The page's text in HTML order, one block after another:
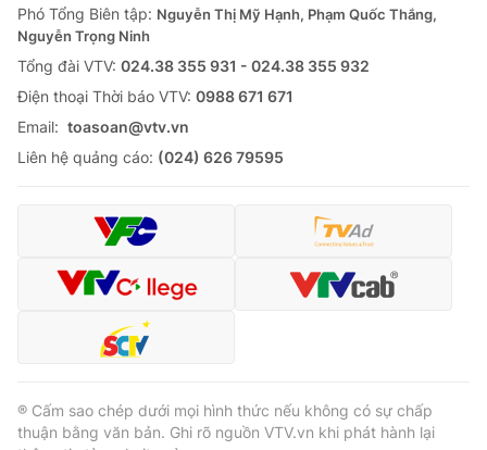
Thị trường
Tư vấn
Lịch phát sóng
Chuyên mục khác
Emagazine Podcast
Video Shorts video
VTV Money
VTV Sức khoẻ Bất động sản
Phó Tổng Biên tập: Nguyễn Thị Mỹ Hạnh, Phạm Quốc Thắng,
Nguyễn Trọng Ninh
Tổng đài VTV: 024.38 355 931 - 024.38 355 932
Ðiện thoại Thời báo VTV: 0988 671 671
Email: toasoan@vtv.vn
Liên hệ quảng cáo: (024) 626 79595
® Cấm sao chép dưới mọi hình thức nếu không có sự chấp
thuận bằng văn bản. Ghi rõ nguồn VTV.vn khi phát hành lại